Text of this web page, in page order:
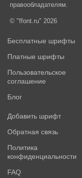
правообладателям.
© "ffont.ru" 2026
Бесплатные шрифты
Платные шрифты
Пользовательское
соглашение
Блог
Добавить шрифт
Обратная связь
Политика
конфиденциальности
FAQ